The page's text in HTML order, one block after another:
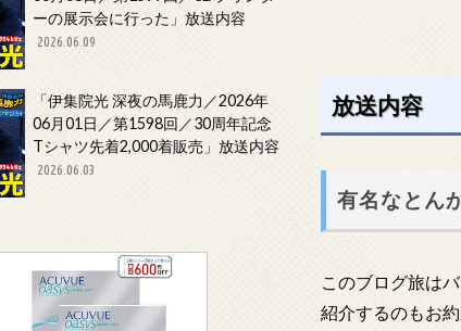
放送内容
有名なとん
このブログ旅は
紹介するのもお
ーの展示会に行った」放送内容
2026.06.09
「伊集院光 深夜の馬鹿力／2026年
06月01日／第1598回／30周年記念
Tシャツ先着2,000着販売」放送内容
2026.06.03